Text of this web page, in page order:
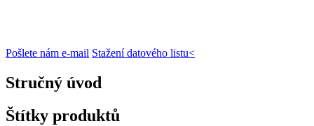
Pošlete nám e-mail Stažení datového listu<
Stručný úvod
Štítky produktů